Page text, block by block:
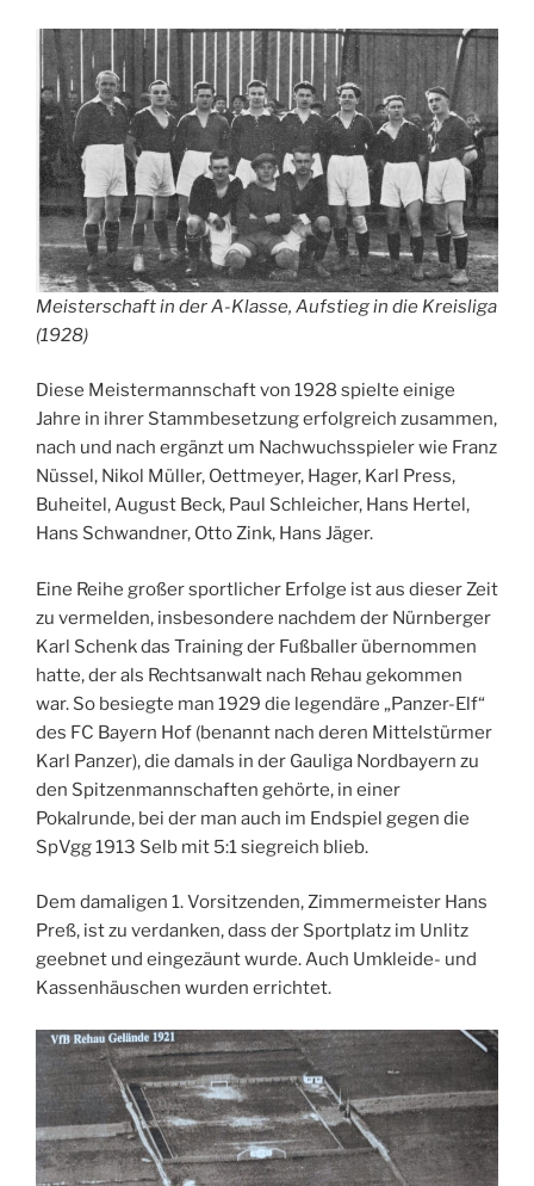
Meisterschaft in der A-Klasse, Aufstieg in die Kreisliga
(1928)
Diese Meistermannschaft von 1928 spielte einige
Jahre in ihrer Stammbesetzung erfolgreich zusammen,
nach und nach ergänzt um Nachwuchsspieler wie Franz
Nüssel, Nikol Müller, Oettmeyer, Hager, Karl Press,
Buheitel, August Beck, Paul Schleicher, Hans Hertel,
Hans Schwandner, Otto Zink, Hans Jäger.
Eine Reihe großer sportlicher Erfolge ist aus dieser Zeit
zu vermelden, insbesondere nachdem der Nürnberger
Karl Schenk das Training der Fußballer übernommen
hatte, der als Rechtsanwalt nach Rehau gekommen
war. So besiegte man 1929 die legendäre „Panzer-Elf“
des FC Bayern Hof (benannt nach deren Mittelstürmer
Karl Panzer), die damals in der Gauliga Nordbayern zu
den Spitzenmannschaften gehörte, in einer
Pokalrunde, bei der man auch im Endspiel gegen die
SpVgg 1913 Selb mit 5:1 siegreich blieb.
Dem damaligen 1. Vorsitzenden, Zimmermeister Hans
Preß, ist zu verdanken, dass der Sportplatz im Unlitz
geebnet und eingezäunt wurde. Auch Umkleide- und
Kassenhäuschen wurden errichtet.